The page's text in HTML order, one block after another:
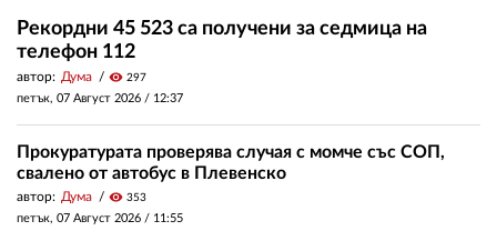
Рекордни 45 523 са получени за седмица на
телефон 112
автор: Дума visibility 297
петък, 07 Август 2026 / 12:37
Прокуратурата проверява случая с момче със СОП,
свалено от автобус в Плевенско
автор: Дума visibility 353
петък, 07 Август 2026 / 11:55